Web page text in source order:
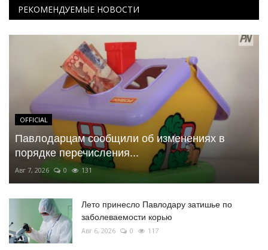
РЕКОМЕНДУЕМЫЕ НОВОСТИ
OFFICIAL
Павлодарцам сообщили об изменениях в
порядке перечисления...
Авг 7, 2026 0 131
Лето принесло Павлодару затишье по
заболеваемости корью
Авг 6, 2026 0 117